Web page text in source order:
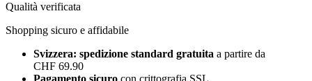
Qualità verificata
Shopping sicuro e affidabile
Svizzera: spedizione standard gratuita a partire da
CHF 69.90